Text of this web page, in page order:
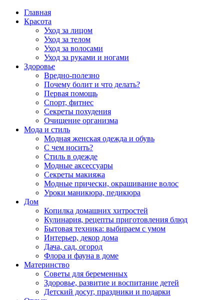
Главная
Красота
Уход за лицом
Уход за телом
Уход за волосами
Уход за руками и ногами
Здоровье
Вредно-полезно
Почему болит и что делать?
Первая помощь
Спорт, фитнес
Секреты похудения
Очищение организма
Мода и стиль
Модная женская одежда и обувь
С чем носить?
Стиль в одежде
Модные аксессуары
Секреты макияжа
Модные прически, окрашивание волос
Уроки маникюра, педикюра
Дом
Копилка домашних хитростей
Кулинария, рецепты приготовления блюд
Бытовая техника: выбираем с умом
Интерьер, декор дома
Дача, сад, огород
Флора и фауна в доме
Материнство
Советы для беременных
Здоровье, развитие и воспитание детей
Детский досуг, праздники и подарки